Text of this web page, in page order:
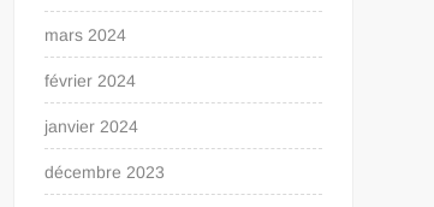
mars 2024
février 2024
janvier 2024
décembre 2023